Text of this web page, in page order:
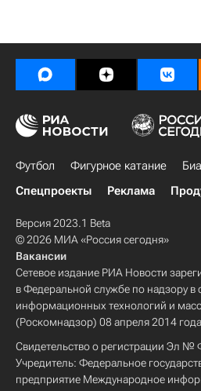
Футбол Фигурное катание
Спецпроекты
Реклама
Версия 2023.1 Beta
© 2026 МИА «Россия сегодня»
Вакансии
Сетевое издание РИА Новости
в Федеральной службе по надзору в
информационных технологий и
(Роскомнадзор) 08 апреля 2014
Свидетельство о регистрации Эл
Учредитель: Федеральное
предприятие Международное